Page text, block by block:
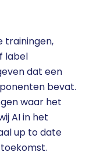
trainingen,
label
dat een
bevat.
waar het
AI in het
up to date